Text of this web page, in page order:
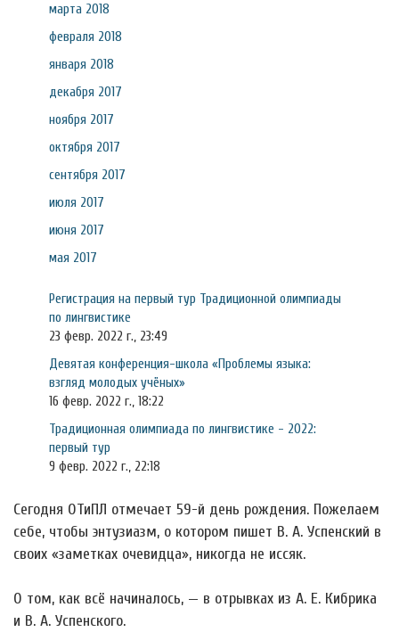
марта 2018
февраля 2018
января 2018
декабря 2017
ноября 2017
октября 2017
сентября 2017
июля 2017
июня 2017
мая 2017
Регистрация на первый тур Традиционной олимпиады
по лингвистике
23 февр. 2022 г., 23:49
Девятая конференция-школа «Проблемы языка:
взгляд молодых учёных»
16 февр. 2022 г., 18:22
Традиционная олимпиада по лингвистике - 2022:
первый тур
9 февр. 2022 г., 22:18
Сегодня ОТиПЛ отмечает 59-й день рождения. Пожелаем
себе, чтобы энтузиазм, о котором пишет В. А. Успенский в
своих «заметках очевидца», никогда не иссяк.
О том, как всё начиналось, — в отрывках из А. Е. Кибрика
и В. А. Успенского.